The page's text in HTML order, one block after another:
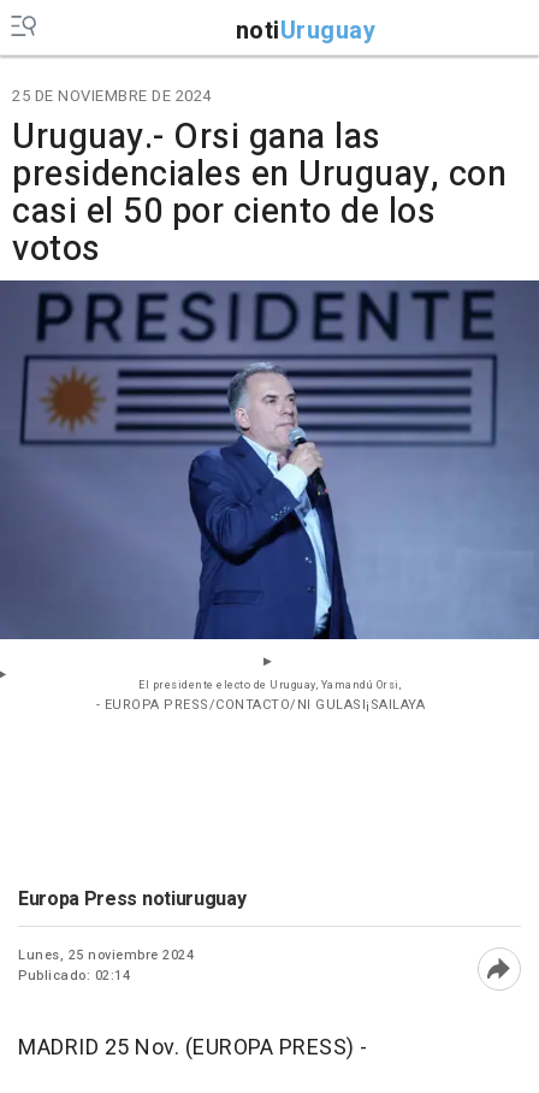
notiUruguay
25 DE NOVIEMBRE DE 2024
Uruguay.- Orsi gana las
presidenciales en Uruguay, con
casi el 50 por ciento de los
votos
El presidente electo de Uruguay, Yamandú Orsi,
- EUROPA PRESS/CONTACTO/NI GULASI¡SAILAYA
Europa Press notiuruguay
Lunes, 25 noviembre 2024
Publicado: 02:14
MADRID 25 Nov. (EUROPA PRESS) -